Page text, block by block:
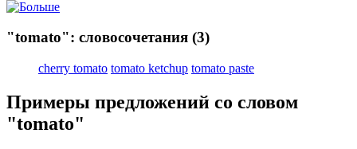
"tomato": словосочетания (3)
cherry tomato tomato ketchup tomato paste
Примеры предложений со словом
"tomato"